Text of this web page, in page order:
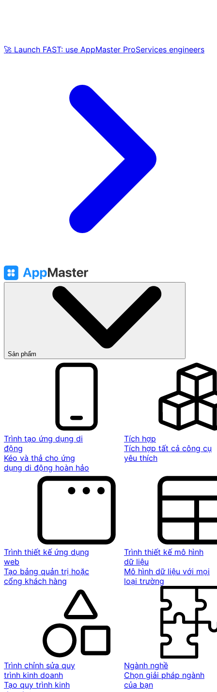
🚀 Launch FAST: use AppMaster ProServices engineers
Sản phẩm
Trình tạo ứng dụng di
động
Kéo và thả cho ứng
dụng di động hoàn hảo
Tích hợp
Tích hợp tất cả công cụ
yêu thích
Trình thiết kế ứng dụng
web
Tạo bảng quản trị hoặc
cổng khách hàng
Trình thiết kế mô hình
dữ liệu
Mô hình dữ liệu với mọi
loại trường
Trình chỉnh sửa quy
trình kinh doanh
Tạo quy trình kinh
Ngành nghề
Chọn giải pháp ngành
của bạn